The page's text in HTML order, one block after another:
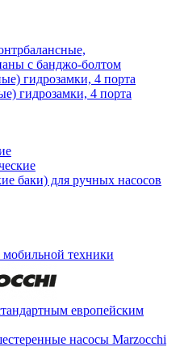
с банджо-болтом
гидрозамки, 4 порта
гидрозамки, 4 порта
баки) для ручных насосов
мобильной техники
европейским
насосы Marzocchi